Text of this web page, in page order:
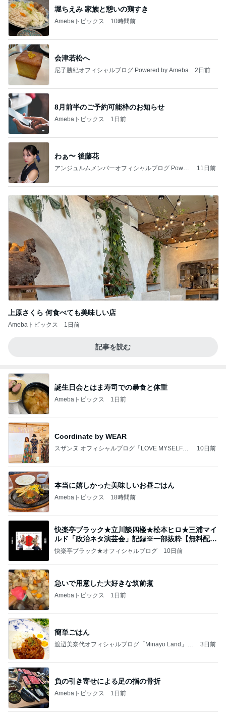
堀ちえみ 家族と憩いの鶏すき
Amebaトピックス 10時間前
会津若松へ
尼子勝紀オフィシャルブログ Powered by Ameba 2日前
8月前半のご予約可能枠のお知らせ
Amebaトピックス 1日前
わぁ〜 後藤花
アンジュルムメンバーオフィシャルブログ Power
11日前
上原さくら 何食べても美味しい店
Amebaトピックス 1日前
記事を読む
誕生日会とはま寿司での暴食と体重
Amebaトピックス 1日前
Coordinate by WEAR
スザンヌ オフィシャルブログ「LOVE MYSELF」
10日前
本当に嬉しかった美味しいお昼ごはん
Amebaトピックス 18時間前
快楽亭ブラック★立川談四楼★松本ヒロ★三浦マイ
ルド「政治ネタ演芸会」記録※一部抜粋【無料配
信】
快楽亭ブラック★オフィシャルブログ 10日前
急いで用意した大好きな筑前煮
Amebaトピックス 1日前
簡単ごはん
渡辺美奈代オフィシャルブログ「Minayo Land」P
3日前
負の引き寄せによる足の指の骨折
Amebaトピックス 1日前